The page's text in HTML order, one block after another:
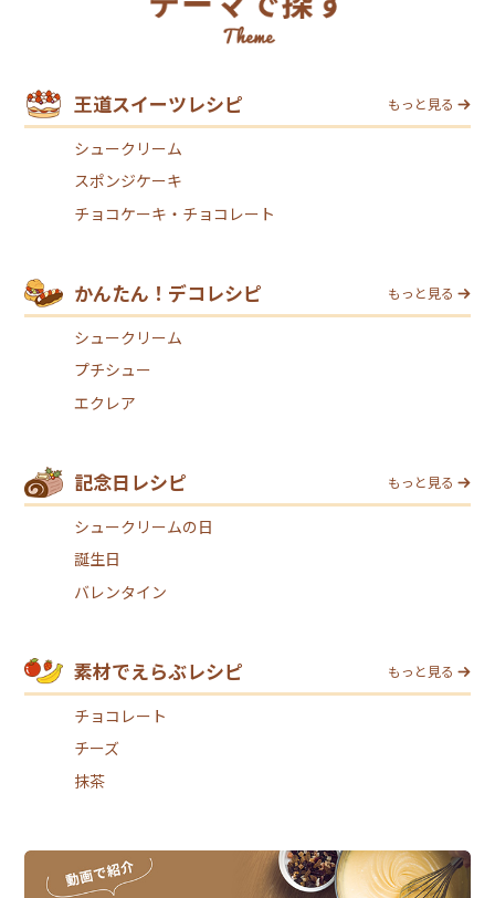
王道スイーツレシピ もっと見る
シュークリーム
スポンジケーキ
チョコケーキ・チョコレート
かんたん！デコレシピ もっと見る
シュークリーム
プチシュー
エクレア
記念日レシピ もっと見る
シュークリームの日
誕生日
バレンタイン
素材でえらぶレシピ もっと見る
チョコレート
チーズ
抹茶